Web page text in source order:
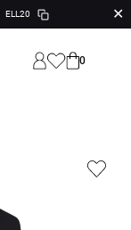
ELL20 ✕
0